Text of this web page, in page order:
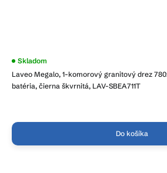
Laveo Megalo, 1-komorový granitový drez
batéria, čierna škvrnitá, LAV-SBEA711T
Priemerné
produktu
je
Skladom
Do košíka